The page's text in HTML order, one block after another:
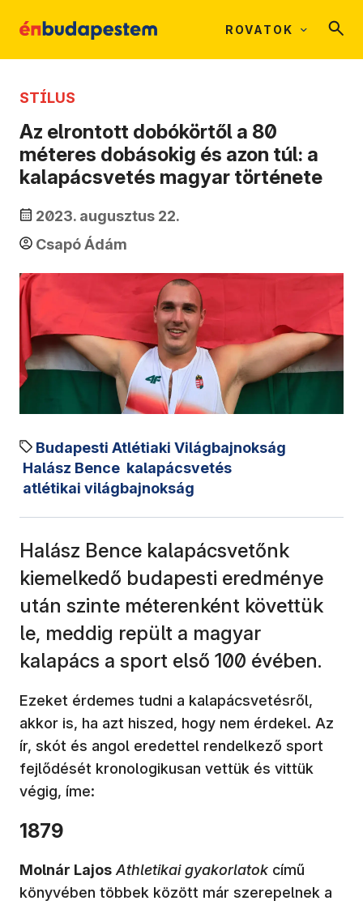
ROVATOK
STÍLUS
Az elrontott dobókörtől a 80
méteres dobásokig és azon túl: a
kalapácsvetés magyar története
2023. augusztus 22.
Csapó Ádám
Budapesti Atlétiaki Világbajnokság
Halász Bence kalapácsvetés
atlétikai világbajnokság
Halász Bence kalapácsvetőnk
kiemelkedő budapesti eredménye
után szinte méterenként követtük
le, meddig repült a magyar
kalapács a sport első 100 évében.
Ezeket érdemes tudni a kalapácsvetésről,
akkor is, ha azt hiszed, hogy nem érdekel. Az
ír, skót és angol eredettel rendelkező sport
fejlődését kronologikusan vettük és vittük
végig, íme:
1879
Molnár Lajos Athletikai gyakorlatok című
könyvében többek között már szerepelnek a